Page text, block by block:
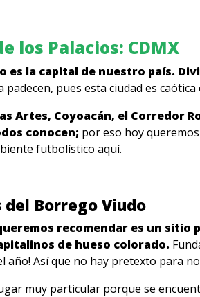
los Palacios: CDMX
es la capital de nuestro país.
padecen, pues esta ciudad es
Artes, Coyoacán, el Corredor
conocen; por eso hoy
futbolístico aquí.
Borrego Viudo
recomendar es un sitio
de hueso colorado.
año! Así que no hay pretexto para
muy particular porque se